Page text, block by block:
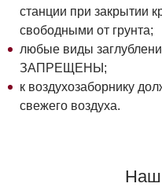
станции при закрытии
свободными от грунта;
любые виды
ЗАПРЕЩЕНЫ;
к воздухозаборнику
свежего воздуха.